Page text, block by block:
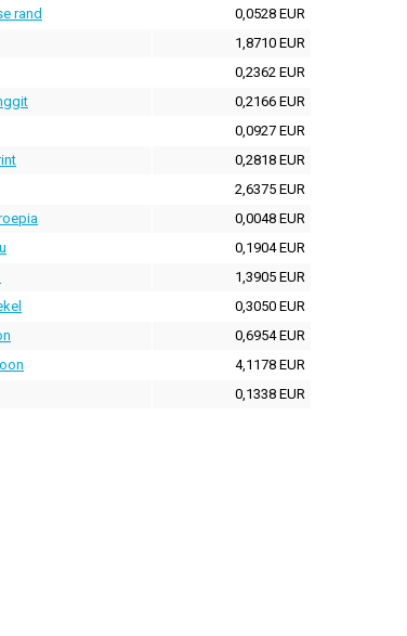
rand
0,0528 EUR
1,8710 EUR
0,2362 EUR
0,2166 EUR
0,0927 EUR
0,2818 EUR
2,6375 EUR
0,0048 EUR
0,1904 EUR
1,3905 EUR
0,3050 EUR
0,6954 EUR
4,1178 EUR
0,1338 EUR